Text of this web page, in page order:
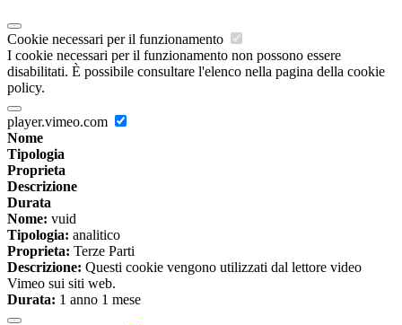
Cookie necessari per il funzionamento
I cookie necessari per il funzionamento non possono essere
disabilitati. È possibile consultare l'elenco nella pagina della cookie
policy.
player.vimeo.com
Nome
Tipologia
Proprieta
Descrizione
Durata
Nome: vuid
Tipologia: analitico
Proprieta: Terze Parti
Descrizione: Questi cookie vengono utilizzati dal lettore video
Vimeo sui siti web.
Durata: 1 anno 1 mese